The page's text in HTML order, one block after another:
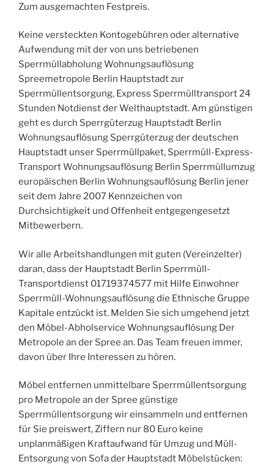
Zum ausgemachten Festpreis.
Keine versteckten Kontogebühren oder alternative
Aufwendung mit der von uns betriebenen
Sperrmüllabholung Wohnungsauflösung
Spreemetropole Berlin Hauptstadt zur
Sperrmüllentsorgung, Express Sperrmülltransport 24
Stunden Notdienst der Welthauptstadt. Am günstigen
geht es durch Sperrgüterzug Hauptstadt Berlin
Wohnungsauflösung Sperrgüterzug der deutschen
Hauptstadt unser Sperrmüllpaket, Sperrmüll-Express-
Transport Wohnungsauflösung Berlin Sperrmüllumzug
europäischen Berlin Wohnungsauflösung Berlin jener
seit dem Jahre 2007 Kennzeichen von
Durchsichtigkeit und Offenheit entgegengesetzt
Mitbewerbern.
Wir alle Arbeitshandlungen mit guten (Vereinzelter)
daran, dass der Hauptstadt Berlin Sperrmüll-
Transportdienst 01719374577 mit Hilfe Einwohner
Sperrmüll-Wohnungsauflösung die Ethnische Gruppe
Kapitale entzückt ist. Melden Sie sich umgehend jetzt
den Möbel-Abholservice Wohnungsauflösung Der
Metropole an der Spree an. Das Team freuen immer,
davon über Ihre Interessen zu hören.
Möbel entfernen unmittelbare Sperrmüllentsorgung
pro Metropole an der Spree günstige
Sperrmüllentsorgung wir einsammeln und entfernen
für Sie preiswert, Ziffern nur 80 Euro keine
unplanmäßigen Kraftaufwand für Umzug und Müll-
Entsorgung von Sofa der Hauptstadt Möbelstücken: